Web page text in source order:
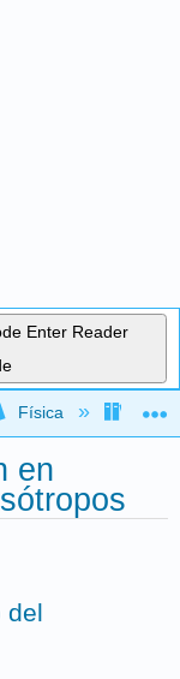
Enter Reader
global
Física
en
del